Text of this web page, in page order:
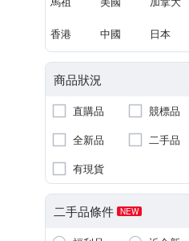
香港 中國 日本
商品狀況
直購品
競標品
全新品
二手品
有現貨
二手品條件 NEW